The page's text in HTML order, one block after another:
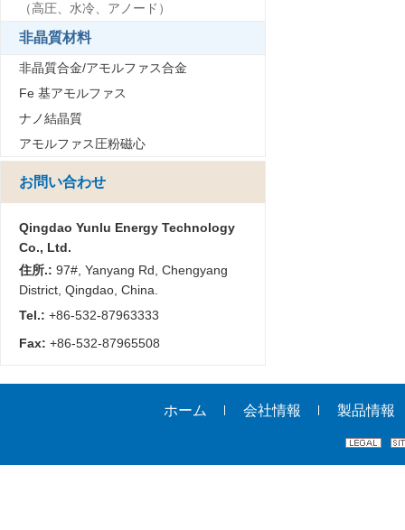
（高圧、水冷、アノード）
非晶質材料
非晶質合金/アモルファス合金
Fe 基アモルファス
ナノ結晶質
アモルファス圧粉磁心
お問い合わせ
Qingdao Yunlu Energy Technology
Co., Ltd.
住所.: 97#, Yanyang Rd, Chengyang
District, Qingdao, China.
Tel.: +86-532-87963333
Fax: +86-532-87965508
ホーム 会社情報 製品情報